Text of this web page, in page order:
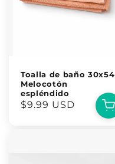
Toalla de baño 30x54
Melocotón
espléndido
Precio
$9.99 USD